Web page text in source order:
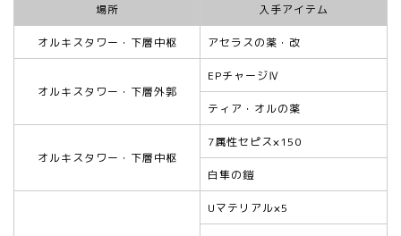
場所 入手アイテム
オルキスタワー・下層中枢 アセラスの薬・改
オルキスタワー・下層外郭
EPチャージⅣ
ティア・オルの薬
オルキスタワー・下層中枢
7属性セピス×150
白隼の鎧
Uマテリアル×5